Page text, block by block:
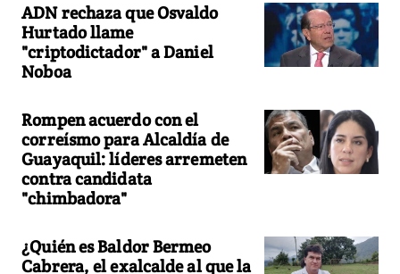
ADN rechaza que Osvaldo
Hurtado llame
"criptodictador" a Daniel
Noboa
Rompen acuerdo con el
correísmo para Alcaldía de
Guayaquil: líderes arremeten
contra candidata
"chimbadora"
¿Quién es Baldor Bermeo
Cabrera, el exalcalde al que la